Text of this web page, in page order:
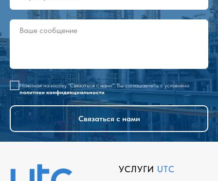
Нажимая на кнопку "Связаться с нами", Вы соглашаетесь с условиями
политики конфиденциальности
Связаться с нами
УСЛУГИ UTC